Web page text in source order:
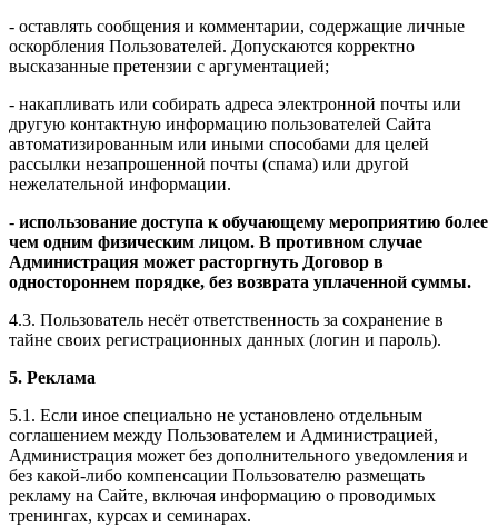
- оставлять сообщения и комментарии, содержащие личные
оскорбления Пользователей. Допускаются корректно
высказанные претензии с аргументацией;
- накапливать или собирать адреса электронной почты или
другую контактную информацию пользователей Сайта
автоматизированным или иными способами для целей
рассылки незапрошенной почты (спама) или другой
нежелательной информации.
- использование доступа к обучающему мероприятию более
чем одним физическим лицом. В противном случае
Администрация может расторгнуть Договор в
одностороннем порядке, без возврата уплаченной суммы.
4.3. Пользователь несёт ответственность за сохранение в
тайне своих регистрационных данных (логин и пароль).
5. Реклама
5.1. Если иное специально не установлено отдельным
соглашением между Пользователем и Администрацией,
Администрация может без дополнительного уведомления и
без какой-либо компенсации Пользователю размещать
рекламу на Сайте, включая информацию о проводимых
тренингах, курсах и семинарах.